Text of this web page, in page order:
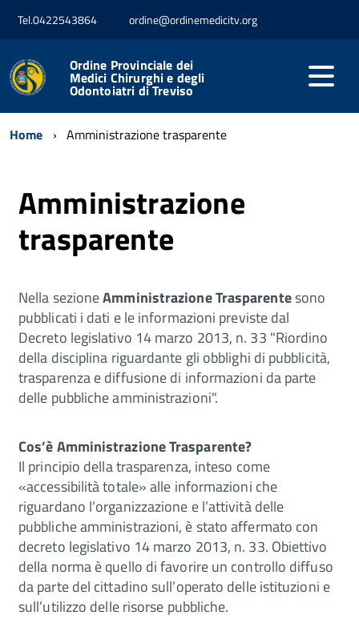
Tel.0422543864 ordine@ordinemedicitv.org
Ordine Provinciale dei
Medici Chirurghi e degli
Odontoiatri di Treviso
Home Amministrazione trasparente
Amministrazione
trasparente
Nella sezioneAmministrazione Trasparentesono
pubblicati i dati e le informazioni previste dal
Decreto legislativo 14 marzo 2013, n. 33 "Riordino
della disciplina riguardante gli obblighi di pubblicità,
trasparenza e diffusione di informazioni da parte
delle pubbliche amministrazioni".
Cos’è Amministrazione Trasparente?
Il principio della trasparenza, inteso come
«accessibilità totale» alle informazioni che
riguardano l’organizzazione e l’attività delle
pubbliche amministrazioni, è stato affermato con
decreto legislativo 14 marzo 2013, n. 33. Obiettivo
della norma è quello di favorire un controllo diffuso
da parte del cittadino sull’operato delle istituzioni e
sull’utilizzo delle risorse pubbliche.